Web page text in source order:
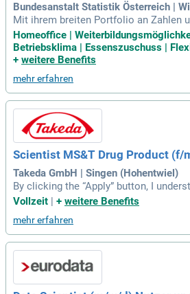
Bundesanstalt Statistik Österreich |
Mit ihrem breiten Portfolio an Zahlen
stik Austria als zentrale
für eine faktenorientierte öffentliche
sierte Entscheidungen in Gesellschaft,
Homeoffice |
Betriebsklima | Essenszuschuss |
+ weitere Benefits
mehr erfahren
Scientist MS&T Drug Product (f/
Takeda GmbH | Singen (Hohentwiel)
By clicking the “Apply” button, I
ment application process with Takeda
ssed in line with Takeda’s Privacy
Vollzeit | + weitere Benefits
mehr erfahren